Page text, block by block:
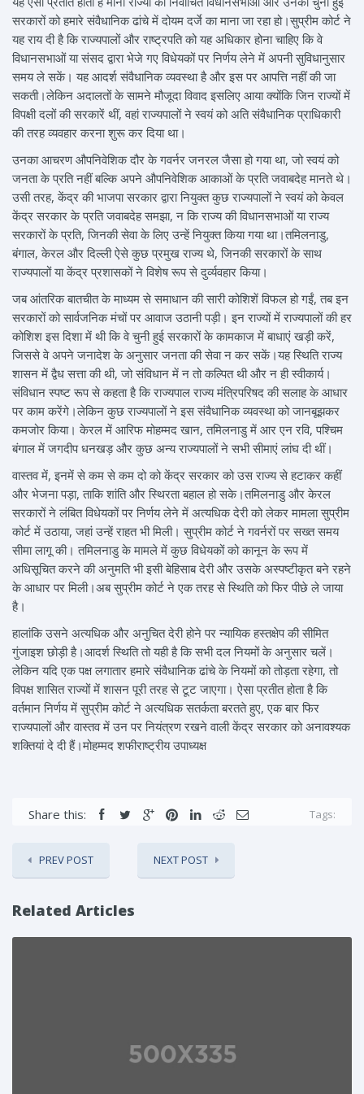
सरकारों को हमारे संवैधानिक ढांचे में दोयम दर्जे का माना जा रहा हो।सुप्रीम कोर्ट ने
यह राय दी है कि राज्यपालों और राष्ट्रपति को यह अधिकार होना चाहिए कि वे
विधानसभाओं या संसद द्वारा भेजे गए विधेयकों पर निर्णय लेने में अपनी सुविधानुसार
समय ले सकें। यह आदर्श संवैधानिक व्यवस्था है और इस पर आपत्ति नहीं की जा
सकती।लेकिन अदालतों के सामने मौजूदा विवाद इसलिए आया क्योंकि जिन राज्यों में
विपक्षी दलों की सरकारें थीं, वहां राज्यपालों ने स्वयं को अति संवैधानिक प्राधिकारी
की तरह व्यवहार करना शुरू कर दिया था।
उनका आचरण औपनिवेशिक दौर के गवर्नर जनरल जैसा हो गया था, जो स्वयं को
जनता के प्रति नहीं बल्कि अपने औपनिवेशिक आकाओं के प्रति जवाबदेह मानते थे।
उसी तरह, केंद्र की भाजपा सरकार द्वारा नियुक्त कुछ राज्यपालों ने स्वयं को केवल
केंद्र सरकार के प्रति जवाबदेह समझा, न कि राज्य की विधानसभाओं या राज्य
सरकारों के प्रति, जिनकी सेवा के लिए उन्हें नियुक्त किया गया था।तमिलनाडु,
बंगाल, केरल और दिल्ली ऐसे कुछ प्रमुख राज्य थे, जिनकी सरकारों के साथ
राज्यपालों या केंद्र प्रशासकों ने विशेष रूप से दुर्व्यवहार किया।
जब आंतरिक बातचीत के माध्यम से समाधान की सारी कोशिशें विफल हो गईं, तब इन
सरकारों को सार्वजनिक मंचों पर आवाज उठानी पड़ी। इन राज्यों में राज्यपालों की हर
कोशिश इस दिशा में थी कि वे चुनी हुई सरकारों के कामकाज में बाधाएं खड़ी करें,
जिससे वे अपने जनादेश के अनुसार जनता की सेवा न कर सकें।यह स्थिति राज्य
शासन में द्वैध सत्ता की थी, जो संविधान में न तो कल्पित थी और न ही स्वीकार्य।
संविधान स्पष्ट रूप से कहता है कि राज्यपाल राज्य मंत्रिपरिषद की सलाह के आधार
पर काम करेंगे।लेकिन कुछ राज्यपालों ने इस संवैधानिक व्यवस्था को जानबूझकर
कमजोर किया। केरल में आरिफ मोहम्मद खान, तमिलनाडु में आर एन रवि, पश्चिम
बंगाल में जगदीप धनखड़ और कुछ अन्य राज्यपालों ने सभी सीमाएं लांघ दी थीं।
वास्तव में, इनमें से कम से कम दो को केंद्र सरकार को उस राज्य से हटाकर कहीं
और भेजना पड़ा, ताकि शांति और स्थिरता बहाल हो सके।तमिलनाडु और केरल
सरकारों ने लंबित विधेयकों पर निर्णय लेने में अत्यधिक देरी को लेकर मामला सुप्रीम
कोर्ट में उठाया, जहां उन्हें राहत भी मिली। सुप्रीम कोर्ट ने गवर्नरों पर सख्त समय
सीमा लागू की। तमिलनाडु के मामले में कुछ विधेयकों को कानून के रूप में
अधिसूचित करने की अनुमति भी इसी बेहिसाब देरी और उसके अस्पष्टीकृत बने रहने
के आधार पर मिली।अब सुप्रीम कोर्ट ने एक तरह से स्थिति को फिर पीछे ले जाया
है।
हालांकि उसने अत्यधिक और अनुचित देरी होने पर न्यायिक हस्तक्षेप की सीमित
गुंजाइश छोड़ी है।आदर्श स्थिति तो यही है कि सभी दल नियमों के अनुसार चलें।
लेकिन यदि एक पक्ष लगातार हमारे संवैधानिक ढांचे के नियमों को तोड़ता रहेगा, तो
विपक्ष शासित राज्यों में शासन पूरी तरह से टूट जाएगा। ऐसा प्रतीत होता है कि
वर्तमान निर्णय में सुप्रीम कोर्ट ने अत्यधिक सतर्कता बरतते हुए, एक बार फिर
राज्यपालों और वास्तव में उन पर नियंत्रण रखने वाली केंद्र सरकार को अनावश्यक
शक्तियां दे दी हैं।मोहम्मद शफीराष्ट्रीय उपाध्यक्ष
Share this: Tags:
PREV POST NEXT POST
Related Articles